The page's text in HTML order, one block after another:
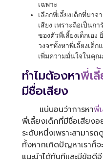
เฉพาะ
เลือกพี่เลี้ยงเด็กที่มา
เสียง เพราะถือเป็น
ของตัวพี่เลี้ยงเด็กเอ
วงจรทั้งหาพี่เลี้ยงเด็
เพิ่มความมั่นใจในคุ
ทำไมต้องหาพี่เ
มีชื่อเสียง
แน่นอนว่าการหาพี่
พี่เลี้ยงเด็กที่มีชื่อเสียงอ
ระดับหนึ่งเพราะสามาร
ทั้งหากเกิดปัญหาเราก็
แนะนำได้ทันทีและมีข้อ